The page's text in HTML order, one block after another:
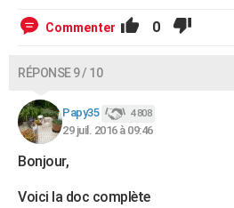
Commenter 0
RÉPONSE 9 / 10
Papy35 4 808
29 juil. 2016 à 09:46
Bonjour,
Voici la doc complète